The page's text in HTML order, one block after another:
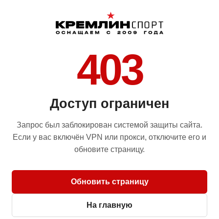
403
Доступ ограничен
Запрос был заблокирован системой защиты сайта.
Если у вас включён VPN или прокси, отключите его и
обновите страницу.
Обновить страницу
На главную